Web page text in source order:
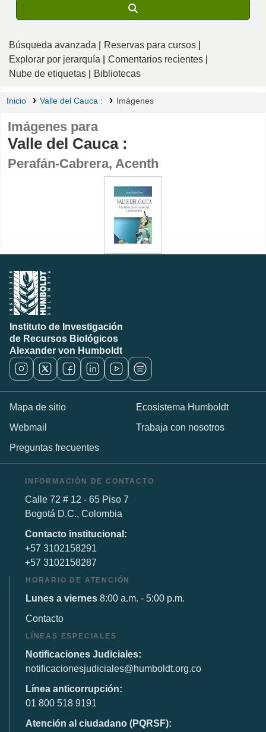
Búsqueda avanzada
Reservas para cursos
Explorar por jerarquía
Comentarios recientes
Nube de etiquetas
Bibliotecas
Inicio Valle del Cauca : Imágenes
Imágenes para
Valle del Cauca :
Perafán-Cabrera, Acenth
Instituto de Investigación
de Recursos Biológicos
Alexander von Humboldt
Mapa de sitio
Ecosistema Humboldt
Webmail
Trabaja con nosotros
Preguntas frecuentes
INFORMACIÓN DE CONTACTO
Calle 72 # 12 - 65 Piso 7
Bogotá D.C., Colombia
Contacto institucional:
+57 3102158291
+57 3102158287
HORARIO DE ATENCIÓN
Lunes a viernes 8:00 a.m. - 5:00 p.m.
Contacto
LÍNEAS ESPECIALES
Notificaciones Judiciales:
notificacionesjudiciales@humboldt.org.co
Línea anticorrupción:
01 800 518 9191
Atención al ciudadano (PQRSF):